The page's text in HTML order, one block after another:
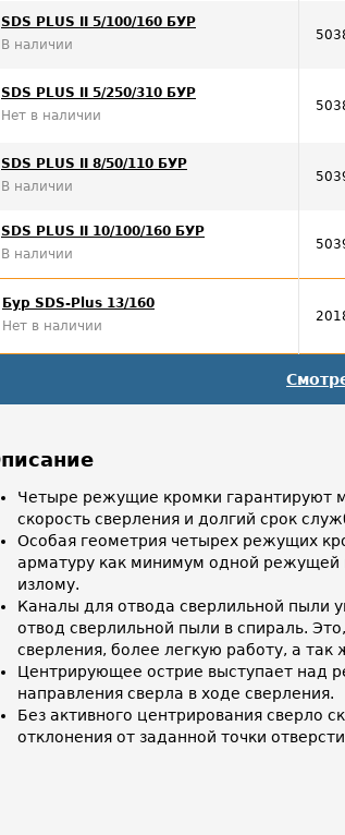
SDS PLUS II 5/100/160 БУР
В наличии
SDS PLUS II 5/250/310 БУР
Нет в наличии
SDS PLUS II 8/50/110 БУР
В наличии
SDS PLUS II 10/100/160 БУР
В наличии
Бур SDS-Plus 13/160
Нет в наличии
Четыре режущие кромки гарантируют
скорость сверления и долгий срок
Особая геометрия четырех режущих
арматуру как минимум одной режущей
излому.
Каналы для отвода сверлильной пыли
отвод сверлильной пыли в спираль.
сверления, более легкую работу, а
Центрирующее острие выступает над
направления сверла в ходе сверления.
Без активного центрирования сверло
отклонения от заданной точки